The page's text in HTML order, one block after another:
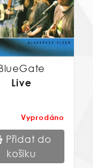
Live
Vyprodáno
Přidat do
košíku